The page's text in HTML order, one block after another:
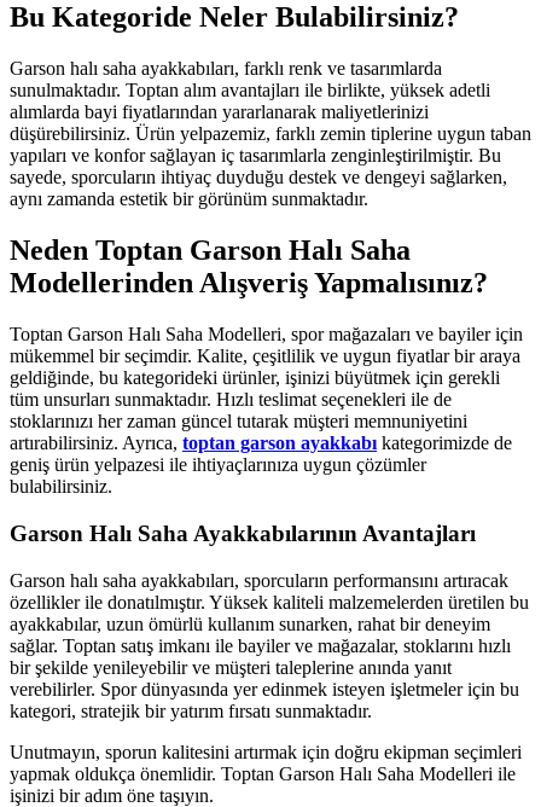
Bu Kategoride Neler Bulabilirsiniz?
Garson halı saha ayakkabıları, farklı renk ve tasarımlarda
sunulmaktadır. Toptan alım avantajları ile birlikte, yüksek adetli
alımlarda bayi fiyatlarından yararlanarak maliyetlerinizi
düşürebilirsiniz. Ürün yelpazemiz, farklı zemin tiplerine uygun taban
yapıları ve konfor sağlayan iç tasarımlarla zenginleştirilmiştir. Bu
sayede, sporcuların ihtiyaç duyduğu destek ve dengeyi sağlarken,
aynı zamanda estetik bir görünüm sunmaktadır.
Neden Toptan Garson Halı Saha
Modellerinden Alışveriş Yapmalısınız?
Toptan Garson Halı Saha Modelleri, spor mağazaları ve bayiler için
mükemmel bir seçimdir. Kalite, çeşitlilik ve uygun fiyatlar bir araya
geldiğinde, bu kategorideki ürünler, işinizi büyütmek için gerekli
tüm unsurları sunmaktadır. Hızlı teslimat seçenekleri ile de
stoklarınızı her zaman güncel tutarak müşteri memnuniyetini
artırabilirsiniz. Ayrıca, toptan garson ayakkabı kategorimizde de
geniş ürün yelpazesi ile ihtiyaçlarınıza uygun çözümler
bulabilirsiniz.
Garson Halı Saha Ayakkabılarının Avantajları
Garson halı saha ayakkabıları, sporcuların performansını artıracak
özellikler ile donatılmıştır. Yüksek kaliteli malzemelerden üretilen bu
ayakkabılar, uzun ömürlü kullanım sunarken, rahat bir deneyim
sağlar. Toptan satış imkanı ile bayiler ve mağazalar, stoklarını hızlı
bir şekilde yenileyebilir ve müşteri taleplerine anında yanıt
verebilirler. Spor dünyasında yer edinmek isteyen işletmeler için bu
kategori, stratejik bir yatırım fırsatı sunmaktadır.
Unutmayın, sporun kalitesini artırmak için doğru ekipman seçimleri
yapmak oldukça önemlidir. Toptan Garson Halı Saha Modelleri ile
işinizi bir adım öne taşıyın.